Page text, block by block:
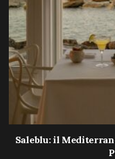
Saleblu: il